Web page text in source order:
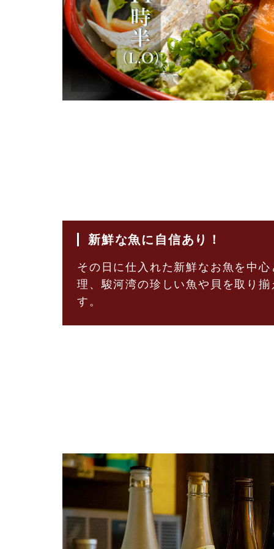
新鮮な魚に自信あり！
その日に仕入れた新鮮なお魚を中
理、駿河湾の珍しい魚や貝を取り揃
す。